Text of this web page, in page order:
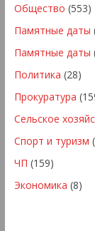
Общество (553)
Памятные даты
Памятные даты
Политика (28)
Прокуратура
Сельское
Спорт и туризм
ЧП (159)
Экономика (8)